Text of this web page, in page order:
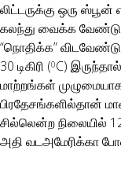
லிட்டருக்கு ஒரு
கலந்து வைக்க
“நொதிக்க”
30 டிகிரி (0C)
மாற்றங்கள் முழுமையாக
பிரதேசங்களில்தான்
சில்லென்ற நிலையில்
அதி வடஅமேரிக்கா